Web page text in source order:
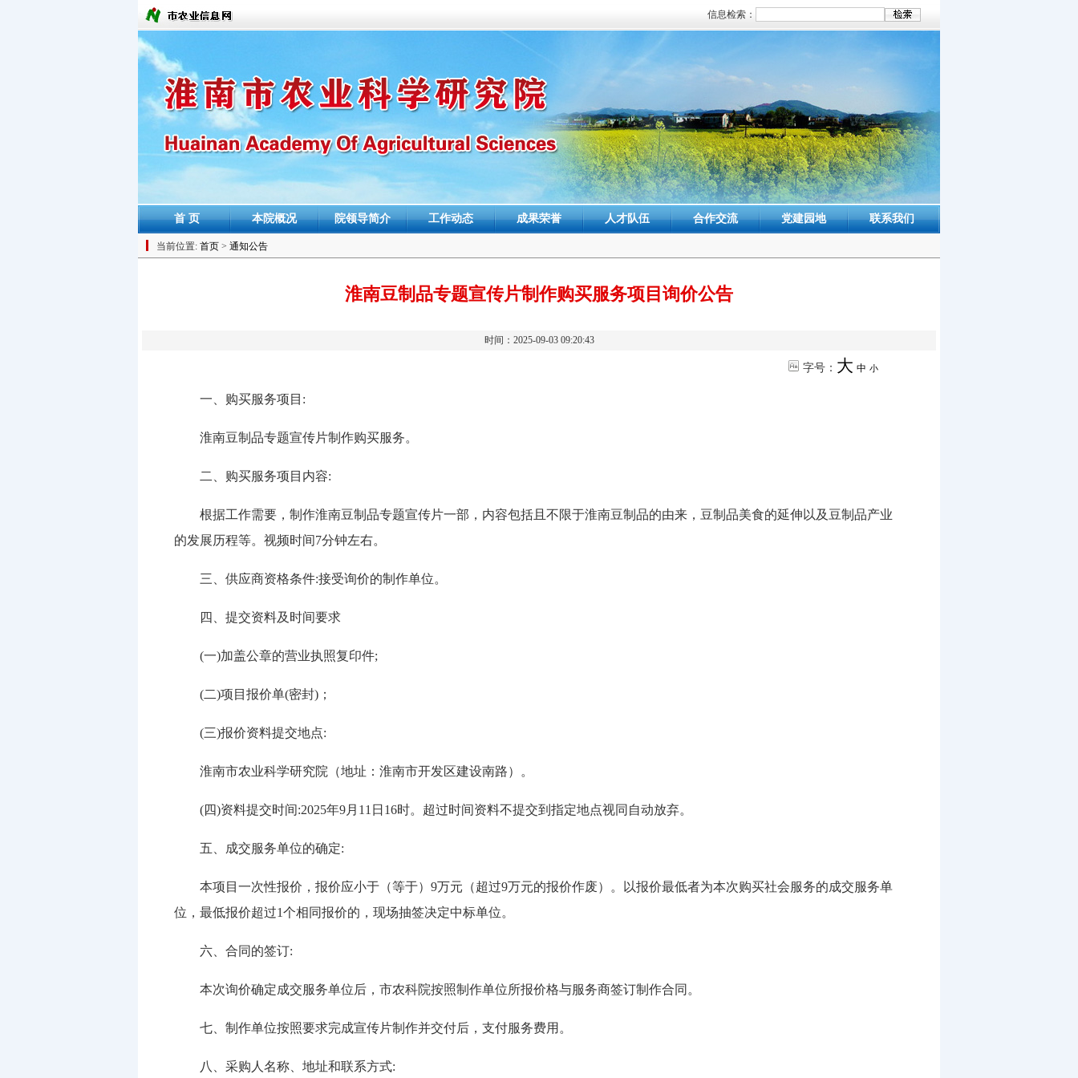
信息检索：
首 页 本院概况 院领导简介 工作动态 成果荣誉 人才队伍 合作交流 党建园地 联系我们
当前位置: 首页 > 通知公告
淮南豆制品专题宣传片制作购买服务项目询价公告
时间：2025-09-03 09:20:43
字号： 大 中 小
一、购买服务项目:
淮南豆制品专题宣传片制作购买服务。
二、购买服务项目内容:
根据工作需要，制作淮南豆制品专题宣传片一部，内容包括且不限于淮南豆制品的由来，豆制品美食的延伸以及豆制品产业
的发展历程等。视频时间7分钟左右。
三、供应商资格条件:接受询价的制作单位。
四、提交资料及时间要求
(一)加盖公章的营业执照复印件;
(二)项目报价单(密封)；
(三)报价资料提交地点:
淮南市农业科学研究院（地址：淮南市开发区建设南路）。
(四)资料提交时间:2025年9月11日16时。超过时间资料不提交到指定地点视同自动放弃。
五、成交服务单位的确定:
本项目一次性报价，报价应小于（等于）9万元（超过9万元的报价作废）。以报价最低者为本次购买社会服务的成交服务单
位，最低报价超过1个相同报价的，现场抽签决定中标单位。
六、合同的签订:
本次询价确定成交服务单位后，市农科院按照制作单位所报价格与服务商签订制作合同。
七、制作单位按照要求完成宣传片制作并交付后，支付服务费用。
八、采购人名称、地址和联系方式: